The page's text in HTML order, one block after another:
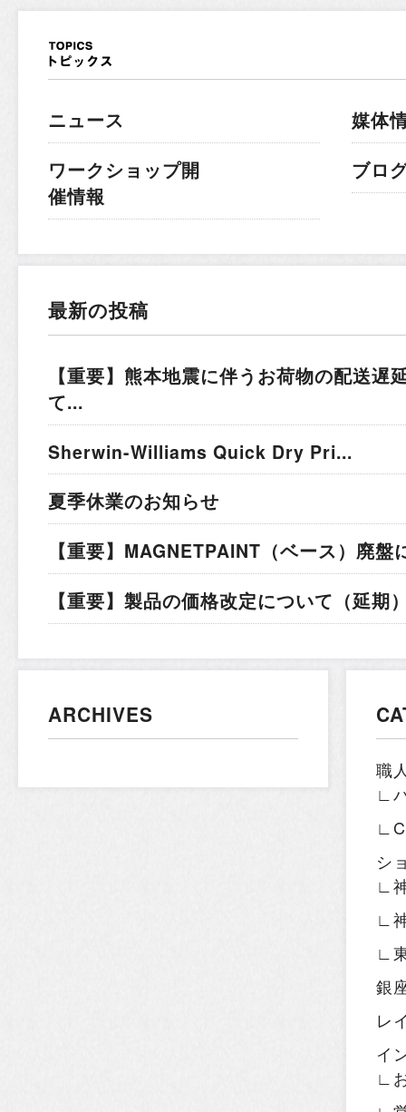
ニュース
ワークショップ開
催情報
媒体
ブロ
最新の投稿
【重要】熊本地震に伴うお荷物の配送遅
て...
Sherwin-Williams Quick Dry Pri...
夏季休業のお知らせ
【重要】MAGNETPAINT（ベース）廃
【重要】製品の価格改定について（延期
ARCHIVES
職
∟
シ
∟
∟
∟
銀
レ
イ
∟